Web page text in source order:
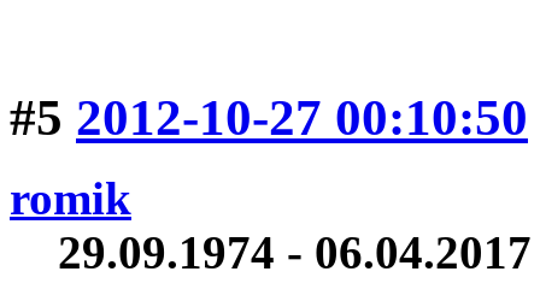
#5 2012-10-27 00:10:50
romik
29.09.1974 -